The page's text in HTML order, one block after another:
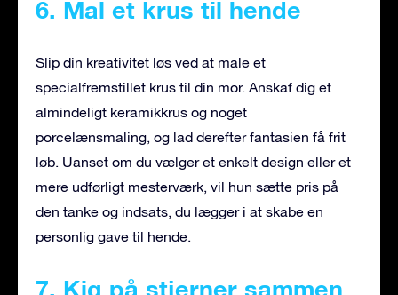
6. Mal et krus til hende
Slip din kreativitet løs ved at male et
specialfremstillet krus til din mor. Anskaf dig et
almindeligt keramikkrus og noget
porcelænsmaling, og lad derefter fantasien få frit
løb. Uanset om du vælger et enkelt design eller et
mere udførligt mesterværk, vil hun sætte pris på
den tanke og indsats, du lægger i at skabe en
personlig gave til hende.
7. Kig på stjerner sammen